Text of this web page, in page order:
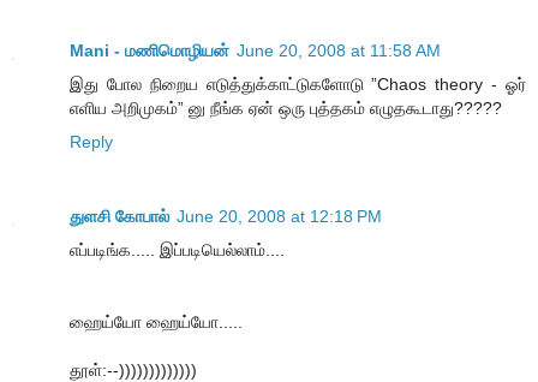
Mani - மணிமொழியன் June 20, 2008 at 11:58 AM
இது போல நிறைய எடுத்துக்காட்டுகளோடு ”Chaos theory - ஓர்
எளிய அறிமுகம்” னு நீங்க ஏன் ஒரு புத்தகம் எழுதகூடாது?????
Reply
துளசி கோபால் June 20, 2008 at 12:18 PM
எப்படிங்க..... இப்படியெல்லாம்....
ஹைய்யோ ஹைய்யோ.....
தூள்:--)))))))))))))